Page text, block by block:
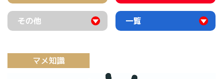
その他 一覧
マメ知識